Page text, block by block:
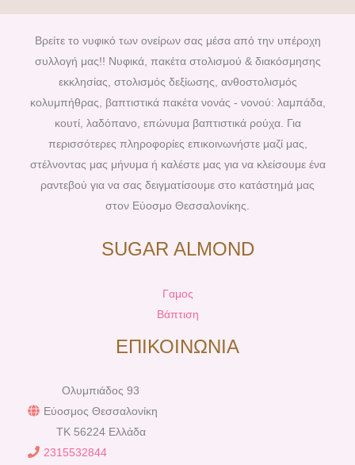
e
b
o
o
k
t
e
r
e
s
t
t
a
g
r
a
m
t
u
b
Βρείτε το νυφικό των ονείρων σας μέσα από την υπέροχη
συλλογή μας!! Νυφικά, πακέτα στολισμού & διακόσμησης
εκκλησίας, στολισμός δεξίωσης, ανθοστολισμός
κολυμπήθρας, βαπτιστικά πακέτα νονάς - νονού: λαμπάδα,
κουτί, λαδόπανο, επώνυμα βαπτιστικά ρούχα. Για
περισσότερες πληροφορίες επικοινωνήστε μαζί μας,
στέλνοντας μας μήνυμα ή καλέστε μας για να κλείσουμε ένα
ραντεβού για να σας δειγματίσουμε στο κατάστημά μας
στον Εύοσμο Θεσσαλονίκης.
SUGAR ALMOND
Γαμος
Βάπτιση
ΕΠΙΚΟΙΝΩΝΙΑ
Ολυμπιάδος 93
Εύοσμος Θεσσαλονίκη
TK 56224 Ελλάδα
2315532844